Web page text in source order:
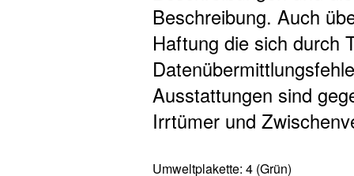
Beschreibung. Auch
Haftung die sich durch
Ausstattungen sind
Irrtümer und
Umweltplakette: 4 (Grün)